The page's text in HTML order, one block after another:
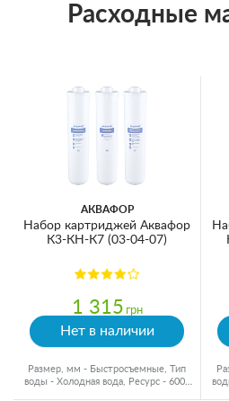
Расходные
АКВАФОР
Набор картриджей Аквафор
К3-КН-К7 (03-04-07)
1 315 грн
Нет в наличии
Размер, мм - Быстросъемные, Тип
воды - Холодная вода, Ресурс - 6000